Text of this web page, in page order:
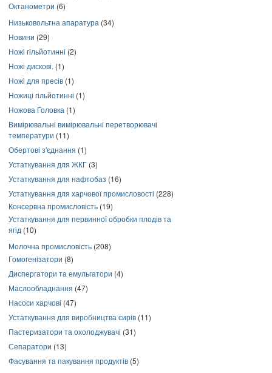
Октанометри (6)
Низьковольтна апаратура (34)
Новини (29)
Ножі гільйотинні (2)
Ножі дискові. (1)
Ножі для пресів (1)
Ножиці гільйотинні (1)
Ножова Головка (1)
Вимірювальні вимірювальні перетворювачі
температури (11)
Обертові з'єднання (1)
Устаткування для ЖКГ (3)
Устаткування для нафтобаз (16)
Устаткування для харчової промисловості (228)
Консервна промисловість (19)
Устаткування для первинної обробки плодів та
ягід (10)
Молочна промисловість (208)
Гомогенізатори (8)
Диспергатори та емульгатори (4)
Маслообладнання (47)
Насоси харчові (47)
Устаткування для виробництва сирів (11)
Пастеризатори та охолоджувачі (31)
Сепаратори (13)
Фасування та пакування продуктів (5)